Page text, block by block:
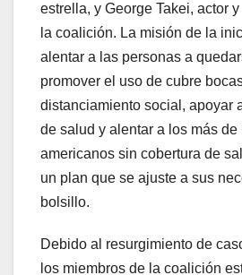
estrella, y George Takei, actor
la coalición. La misión de la
alentar a las personas a
promover el uso de cubre
distanciamiento social, apoyar
de salud y alentar a los más
americanos sin cobertura de
un plan que se ajuste a sus
bolsillo.
Debido al resurgimiento de
los miembros de la coalición